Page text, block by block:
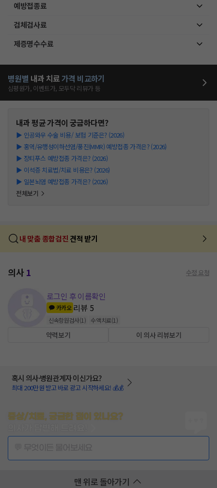
예방접종료
검체검사료
제증명수수료
병원별 내과 치료가격 비교하기
심평원가, 이벤트가, 모두닥 리뷰가 등
내과평균 가격이 궁금하다면?
▶ 인공와우 수술 비용/ 보험 기준은? (2026)
▶ 홍역/유행성이하선염/풍진(MMR) 예방접종 가격은? (2026)
▶ 장티푸스 예방접종 가격은? (2026)
▶ 이석증 치료법/치료 비용은? (2026)
▶ 일본뇌염 예방접종 가격은? (2026)
전체보기
내 맞춤 종합검진 견적 받기
의사1 수정 요청
로그인 후 이름확인
카카오 리뷰 5
신속항원검사(1 ) 수액치료(1 )
약력보기 이 의사 리뷰보기
혹시 의사·병원관계자 이신가요?
최대 200만원 받고 바로 광고 시작하세요! 💰💰
증상/치료, 궁금한 점이 있나요?
맨 위로 돌아가기